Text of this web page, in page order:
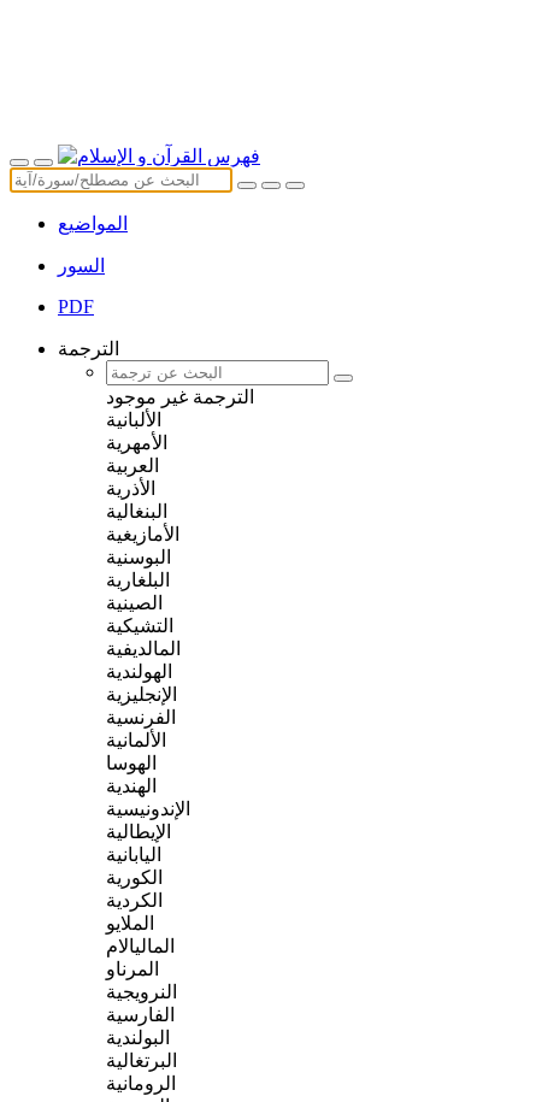
المواضيع
السور
PDF
الترجمة
الترجمة غير موجود
الألبانية
الأمهرية
العربية
الأذرية
البنغالية
الأمازيغية
البوسنية
البلغارية
الصينية
التشيكية
المالديفية
الهولندية
الإنجليزية
الفرنسية
الألمانية
الهوسا
الهندية
الإندونيسية
الإيطالية
اليابانية
الكورية
الكردية
الملايو
الماليالام
المرناو
النرويجية
الفارسية
البولندية
البرتغالية
الرومانية